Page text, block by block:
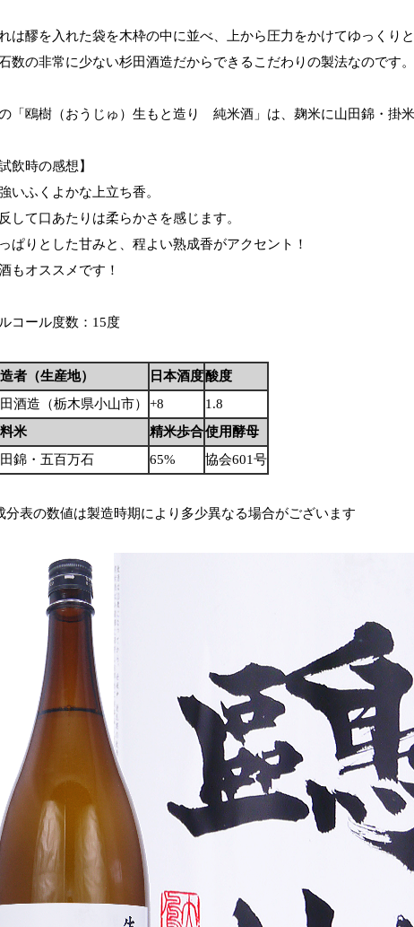
は醪を入れた袋を木枠の中に並べ、上から圧力をかけてゆっくり
数の非常に少ない杉田酒造だからできるこだわりの製法なのです。
「鴎樹（おうじゅ）生もと造り 純米酒」は、麹米に山田錦・掛
試飲時の感想】
いふくよかな上立ち香。
して口あたりは柔らかさを感じます。
ぱりとした甘みと、程よい熟成香がアクセント！
もオススメです！
コール度数：15度
者（生産地） 日本酒度酸度
酒造（栃木県小山市）
+8
1.8
米
精米歩合使用酵母
錦・五百万石
65% 協会601号
分表の数値は製造時期により多少異なる場合がございます